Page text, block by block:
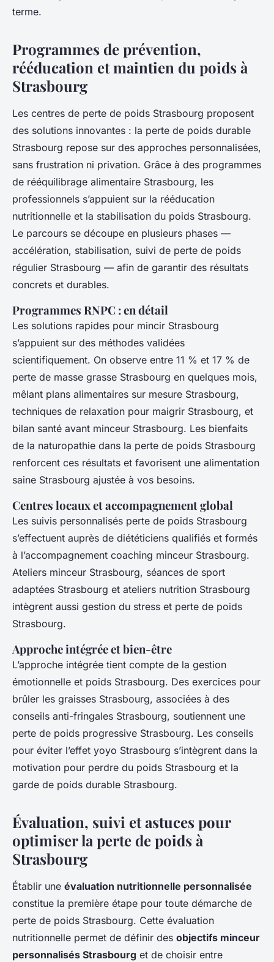
terme.
Programmes de prévention,
rééducation et maintien du poids à
Strasbourg
Les centres de perte de poids Strasbourg proposent
des solutions innovantes : la perte de poids durable
Strasbourg repose sur des approches personnalisées,
sans frustration ni privation. Grâce à des programmes
de rééquilibrage alimentaire Strasbourg, les
professionnels s’appuient sur la rééducation
nutritionnelle et la stabilisation du poids Strasbourg.
Le parcours se découpe en plusieurs phases —
accélération, stabilisation, suivi de perte de poids
régulier Strasbourg — afin de garantir des résultats
concrets et durables.
Programmes RNPC : en détail
Les solutions rapides pour mincir Strasbourg
s’appuient sur des méthodes validées
scientifiquement. On observe entre 11 % et 17 % de
perte de masse grasse Strasbourg en quelques mois,
mêlant plans alimentaires sur mesure Strasbourg,
techniques de relaxation pour maigrir Strasbourg, et
bilan santé avant minceur Strasbourg. Les bienfaits
de la naturopathie dans la perte de poids Strasbourg
renforcent ces résultats et favorisent une alimentation
saine Strasbourg ajustée à vos besoins.
Centres locaux et accompagnement global
Les suivis personnalisés perte de poids Strasbourg
s’effectuent auprès de diététiciens qualifiés et formés
à l’accompagnement coaching minceur Strasbourg.
Ateliers minceur Strasbourg, séances de sport
adaptées Strasbourg et ateliers nutrition Strasbourg
intègrent aussi gestion du stress et perte de poids
Strasbourg.
Approche intégrée et bien-être
L’approche intégrée tient compte de la gestion
émotionnelle et poids Strasbourg. Des exercices pour
brûler les graisses Strasbourg, associées à des
conseils anti-fringales Strasbourg, soutiennent une
perte de poids progressive Strasbourg. Les conseils
pour éviter l’effet yoyo Strasbourg s’intègrent dans la
motivation pour perdre du poids Strasbourg et la
garde de poids durable Strasbourg.
Évaluation, suivi et astuces pour
optimiser la perte de poids à
Strasbourg
Établir une évaluation nutritionnelle personnalisée
constitue la première étape pour toute démarche de
perte de poids Strasbourg. Cette évaluation
nutritionnelle permet de définir des objectifs minceur
personnalisés Strasbourg et de choisir entre